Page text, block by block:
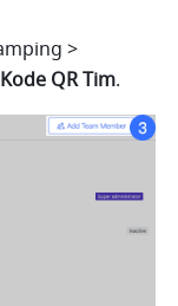
Kode QR Tim.